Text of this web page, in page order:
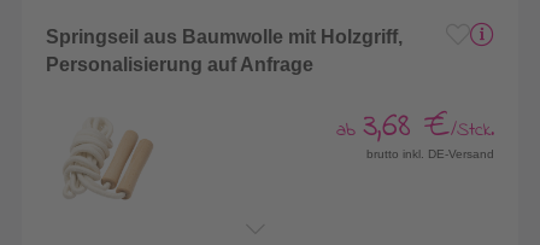
Springseil aus Baumwolle mit Holzgriff,
Personalisierung auf Anfrage
ab 3,68 €/Stck.
brutto inkl. DE-Versand